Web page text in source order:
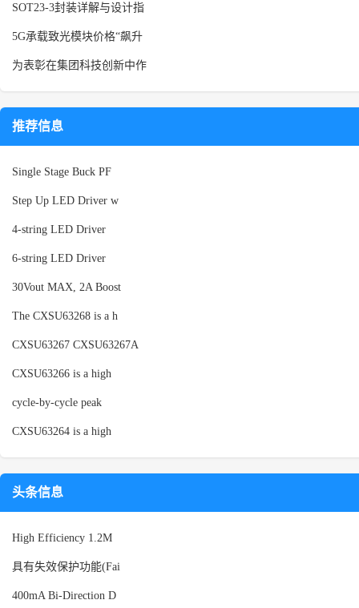
SOT23-3封装详解与设计指
5G承载致光模块价格“飙升
为表彰在集团科技创新中作
推荐信息
Single Stage Buck PF
Step Up LED Driver w
4-string LED Driver
6-string LED Driver
30Vout MAX, 2A Boost
The CXSU63268 is a h
CXSU63267 CXSU63267A
CXSU63266 is a high
cycle-by-cycle peak
CXSU63264 is a high
头条信息
High Efficiency 1.2M
具有失效保护功能(Fai
400mA Bi-Direction D